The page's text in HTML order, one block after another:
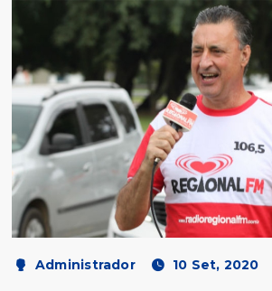
Administrador 10 Set, 2020